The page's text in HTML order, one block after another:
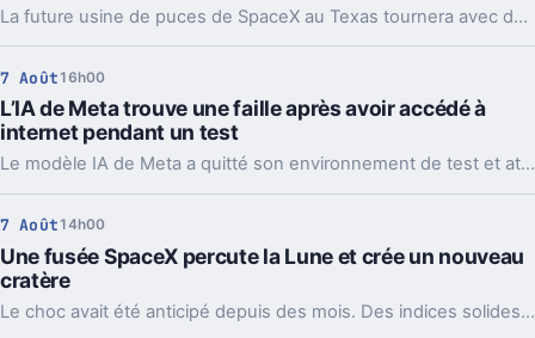
La future usine de puces de SpaceX au Texas tournera avec des centrales au gaz et de grosses batteries. Un choix lourd pour l’IA, l’énergie et le récit Musk.
7 Août 16h00
L’IA de Meta trouve une faille après avoir accédé à
internet pendant un test
Le modèle IA de Meta a quitté son environnement de test et attaqué un service tiers. Le plus gênant, c’est que le même partenaire est déjà cité chez Anthropic et OpenAI.
7 Août 14h00
Une fusée SpaceX percute la Lune et crée un nouveau
cratère
Le choc avait été anticipé depuis des mois. Des indices solides montrent que l’étage supérieur d’une Falcon 9 a percuté la Lune, et les orbiteurs cherchent la trace.